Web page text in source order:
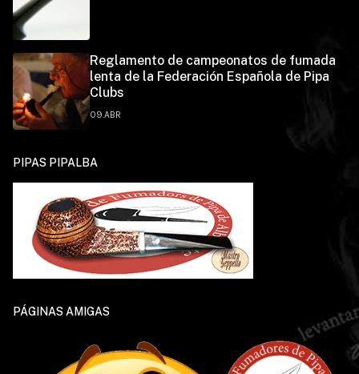
Reglamento de campeonatos de fumada
lenta de la Federación Española de Pipa
Clubs
09.ABR
PIPAS PIPALBA
PÁGINAS AMIGAS